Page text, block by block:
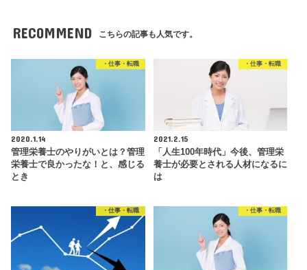
RECOMMEND こちらの記事も人気です。
・仕事・転職
2020.1.14
管理栄養士のやりがいとは？管理
栄養士で良かったな！と、感じる
とき
・仕事・転職
2021.2.15
「人生100年時代」今後、管理栄
養士が必要とされる人材になるに
は
・仕事・転職 ・仕事・転職